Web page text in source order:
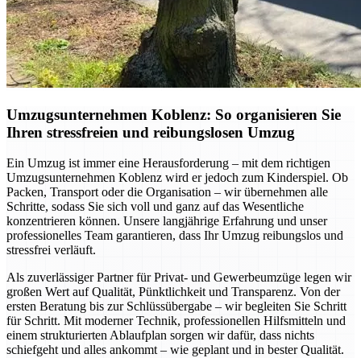
Umzugsunternehmen Koblenz: So organisieren Sie
Ihren stressfreien und reibungslosen Umzug
Ein Umzug ist immer eine Herausforderung – mit dem richtigen
Umzugsunternehmen Koblenz wird er jedoch zum Kinderspiel. Ob
Packen, Transport oder die Organisation – wir übernehmen alle
Schritte, sodass Sie sich voll und ganz auf das Wesentliche
konzentrieren können. Unsere langjährige Erfahrung und unser
professionelles Team garantieren, dass Ihr Umzug reibungslos und
stressfrei verläuft.
Als zuverlässiger Partner für Privat- und Gewerbeumzüge legen wir
großen Wert auf Qualität, Pünktlichkeit und Transparenz. Von der
ersten Beratung bis zur Schlüssübergabe – wir begleiten Sie Schritt
für Schritt. Mit moderner Technik, professionellen Hilfsmitteln und
einem strukturierten Ablaufplan sorgen wir dafür, dass nichts
schiefgeht und alles ankommt – wie geplant und in bester Qualität.